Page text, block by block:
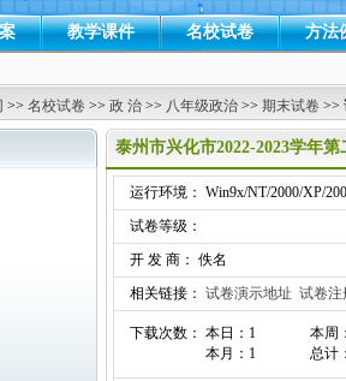
教学课件 名校试卷 方法
>> 名校试卷 >> 政 治 >> 八年级政治 >> 期末试卷 >>
泰州市兴化市2022-2023学年
运行环境： Win9x/NT/2000/XP/
试卷等级：
开 发 商： 佚名
相关链接： 试卷演示地址 试卷注
下载次数： 本日：1
本月：1
本周
总计